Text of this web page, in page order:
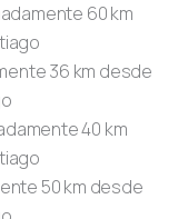
60 km
36 km desde
40 km
50 km desde